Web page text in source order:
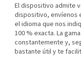
El dispositivo admite
dispositivo, envíenos
el idioma que nos
100 % exacta. La
constantemente y,
bastante útil y te